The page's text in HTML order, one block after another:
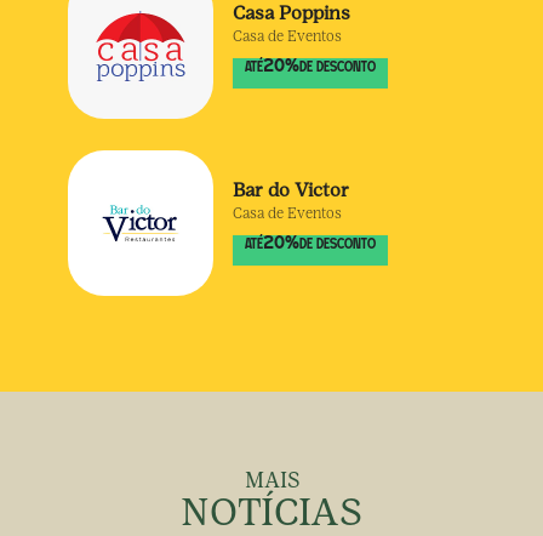
Casa Poppins
Casa de Eventos
ATÉ20% DE DESCONTO
Bar do Victor
Casa de Eventos
ATÉ20% DE DESCONTO
MAIS
NOTÍCIAS